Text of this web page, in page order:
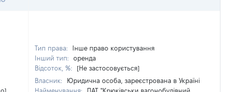
Тип права:
Інше право користування
Інший тип:
оренда
Відсоток, %:
[Не застосовується]
Власник:
Юридична особа, зареєстрована в Україні
Найменування:
ПАТ "Крюківськи вагонобудівний